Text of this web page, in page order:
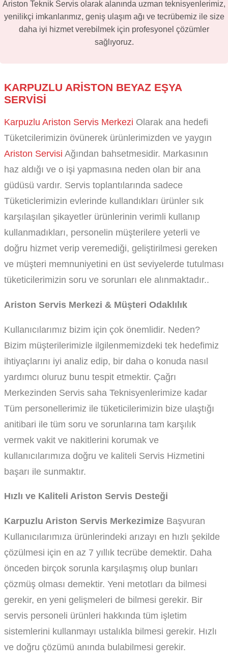
Ariston Teknik Servis olarak alanında uzman teknisyenlerimiz,
yenilikçi imkanlarımız, geniş ulaşım ağı ve tecrübemiz ile size
daha iyi hizmet verebilmek için profesyonel çözümler
sağlıyoruz.
KARPUZLU ARISTON BEYAZ EŞYA
SERVISI
Karpuzlu Ariston Servis Merkezi Olarak ana hedefi
Tüketcilerimizin övünerek ürünlerimizden ve yaygın
Ariston Servisi Ağından bahsetmesidir. Markasının
haz aldığı ve o işi yapmasına neden olan bir ana
güdüsü vardır. Servis toplantılarında sadece
Tüketiclerimizin evlerinde kullandıkları ürünler sık
karşılaşılan şikayetler ürünlerinin verimli kullanıp
kullanmadıkları, personelin müşterilere yeterli ve
doğru hizmet verip veremediği, geliştirilmesi gereken
ve müşteri memnuniyetini en üst seviyelerde tutulması
tüketicilerimizin soru ve sorunları ele alınmaktadır..
Ariston Servis Merkezi & Müşteri Odaklılık
Kullanıcılarımız bizim için çok önemlidir. Neden?
Bizim müşterilerimizle ilgilenmemizdeki tek hedefimiz
ihtiyaçlarını iyi analiz edip, bir daha o konuda nasıl
yardımcı oluruz bunu tespit etmektir. Çağrı
Merkezinden Servis saha Teknisyenlerimize kadar
Tüm personellerimiz ile tüketicilerimizin bize ulaştığı
anitibari ile tüm soru ve sorunlarına tam karşılık
vermek vakit ve nakitlerini korumak ve
kullanıcılarımıza doğru ve kaliteli Servis Hizmetini
başarı ile sunmaktır.
Hızlı ve Kaliteli Ariston Servis Desteği
Karpuzlu Ariston Servis Merkezimize Başvuran
Kullanıcılarımıza ürünlerindeki arızayı en hızlı şekilde
çözülmesi için en az 7 yıllık tecrübe demektir. Daha
önceden birçok sorunla karşılaşmış olup bunları
çözmüş olması demektir. Yeni metotları da bilmesi
gerekir, en yeni gelişmeleri de bilmesi gerekir. Bir
servis personeli ürünleri hakkında tüm işletim
sistemlerini kullanmayı ustalıkla bilmesi gerekir. Hızlı
ve doğru çözümü anında bulabilmesi gerekir.